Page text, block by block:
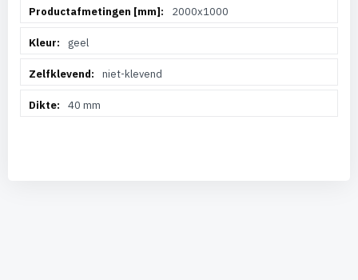
2000x1000
geel
niet-klevend
40 mm